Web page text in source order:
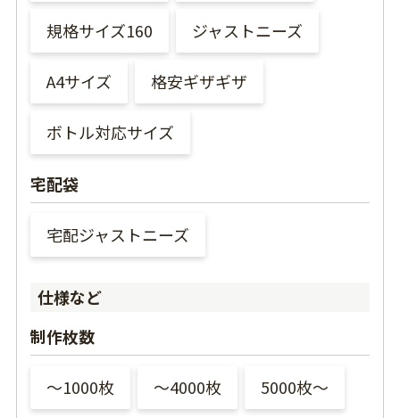
規格サイズ160 ジャストニーズ
A4サイズ 格安ギザギザ
ボトル対応サイズ
宅配袋
宅配ジャストニーズ
仕様など
制作枚数
〜1000枚 〜4000枚 5000枚〜